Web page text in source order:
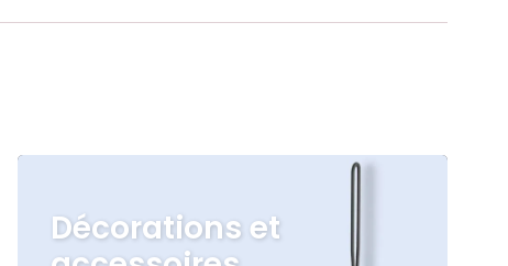
Décorations et